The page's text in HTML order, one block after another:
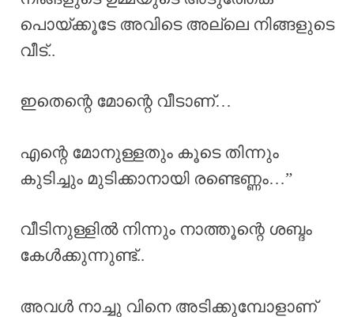
പൊയ്ക്കൂടേ അവിടെ അല്ലെ നിങ്ങളുടെ
വീട്..
ഇതെന്റെ മോന്റെ വീടാണ്…
എന്റെ മോനുള്ളതും കൂടെ തിന്നും
കുടിച്ചും മുടിക്കാനായി രണ്ടെണ്ണം…”
വീടിനുള്ളിൽ നിന്നും നാത്തൂന്റെ ശബ്ദം
കേൾക്കുന്നുണ്ട്..
അവൾ നാച്ചു വിനെ അടിക്കുമ്പോളാണ്